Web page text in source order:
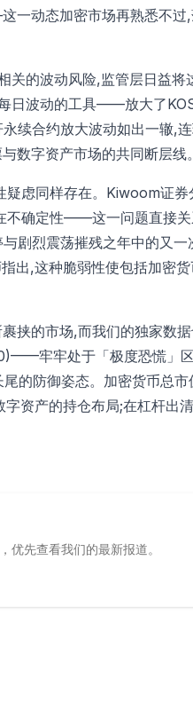
动态加密市场再熟悉不过
的波动风险,监管层日益将
波动的工具——放大了
续合约放大波动如出一辙,
数字资产市场的共同断层线。
疑虑同样存在。Kiwoom证
不确定性——这一问题直接
剧烈震荡摧残之年中的又
出,这种脆弱性使包括加密
挟的市场,而我们的独家数
牢牢处于「极度恐慌」
的防御姿态。加密货币总
资产的持仓布局;在杠杆出
先查看我们的最新报道。